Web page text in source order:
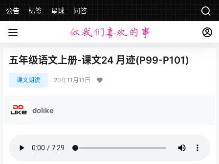
公告 标签 星球 问答
五年级语文上册-课文24 月迹(P99-P101)
课文朗读 20年11月11日
dolike